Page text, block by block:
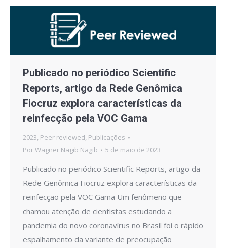
Publicado no periódico Scientific
Reports, artigo da Rede Genômica
Fiocruz explora características da
reinfecção pela VOC Gama
2023, Peer reviewed, Publicações
PorWagner Nagib Nagib 5 de maio de 2023
Publicado no periódico Scientific Reports, artigo da
Rede Genômica Fiocruz explora características da
reinfecção pela VOC Gama Um fenômeno que
chamou atenção de cientistas estudando a
pandemia do novo coronavírus no Brasil foi o rápido
espalhamento da variante de preocupação